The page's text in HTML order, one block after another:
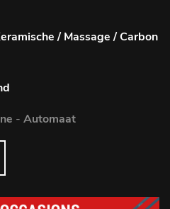
/ Massage / Carbon
- Automaat